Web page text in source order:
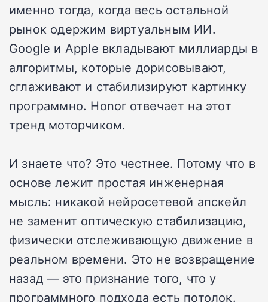
именно тогда, когда весь остальной
рынок одержим виртуальным ИИ.
Google и Apple вкладывают миллиарды в
алгоритмы, которые дорисовывают,
сглаживают и стабилизируют картинку
программно. Honor отвечает на этот
тренд моторчиком.
И знаете что? Это честнее. Потому что в
основе лежит простая инженерная
мысль: никакой нейросетевой апскейл
не заменит оптическую стабилизацию,
физически отслеживающую движение в
реальном времени. Это не возвращение
назад — это признание того, что у
программного подхода есть потолок.